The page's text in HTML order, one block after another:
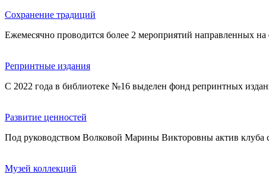
Сохранение традиций
Ежемесячно проводится более 2 мероприятий направленных
Репринтные издания
С 2022 года в библиотеке №16 выделен фонд репринтных
Развитие ценностей
Под руководством Волковой Марины Викторовны актив клуба
Музей коллекций